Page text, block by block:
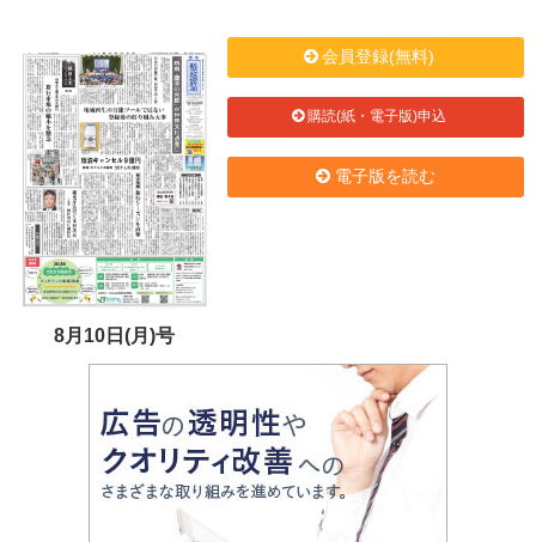
8月10日(月)号
会員登録(無料)
購読(紙・電子版)申込
電子版を読む